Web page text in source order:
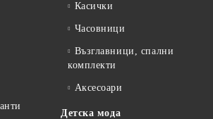
Касички
Часовници
Възглавници, спални
комплекти
Аксесоари
Детска мода